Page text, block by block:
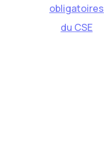
obligatoires
du CSE